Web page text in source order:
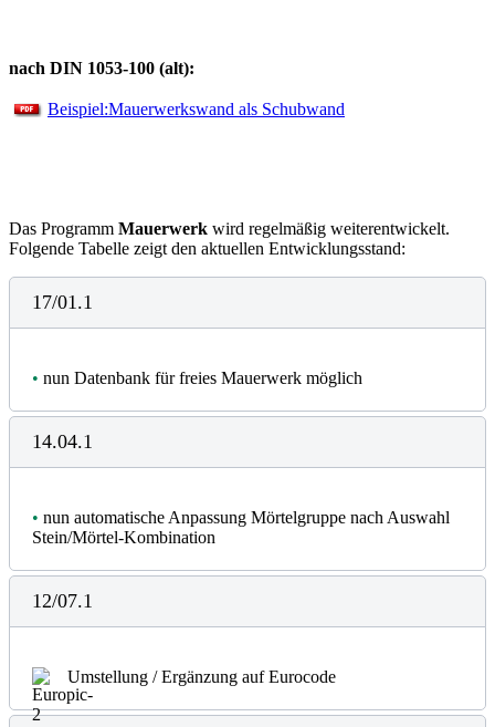
nach DIN 1053-100 (alt):
Beispiel:Mauerwerkswand als Schubwand
Das Programm Mauerwerk wird regelmäßig weiterentwickelt.
Folgende Tabelle zeigt den aktuellen Entwicklungsstand:
17/01.1
• nun Datenbank für freies Mauerwerk möglich
14.04.1
• nun automatische Anpassung Mörtelgruppe nach Auswahl
Stein/Mörtel-Kombination
12/07.1
Umstellung / Ergänzung auf Eurocode